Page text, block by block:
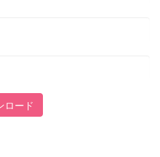
ロード